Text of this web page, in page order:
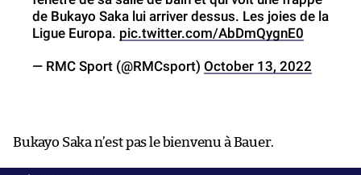
de Bukayo Saka lui arriver dessus. Les joies de la
Ligue Europa. pic.twitter.com/AbDmQygnE0
— RMC Sport (@RMCsport) October 13, 2022
Bukayo Saka n’est pas le bienvenu à Bauer.